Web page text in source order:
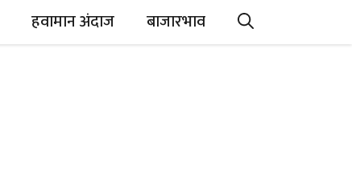
हवामान अंदाज बाजारभाव